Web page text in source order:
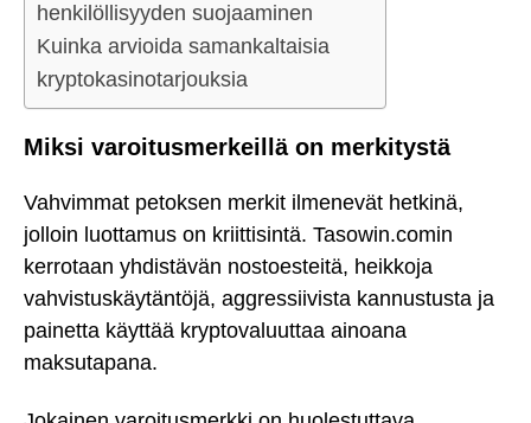
henkilöllisyyden suojaaminen
Kuinka arvioida samankaltaisia
kryptokasinotarjouksia
Miksi varoitusmerkeillä on merkitystä
Vahvimmat petoksen merkit ilmenevät hetkinä,
jolloin luottamus on kriittisintä. Tasowin.comin
kerrotaan yhdistävän nostoesteitä, heikkoja
vahvistuskäytäntöjä, aggressiivista kannustusta ja
painetta käyttää kryptovaluuttaa ainoana
maksutapana.